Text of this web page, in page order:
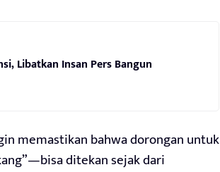
Libatkan Insan Pers Bangun
memastikan bahwa dorongan untuk
ditekan sejak dari